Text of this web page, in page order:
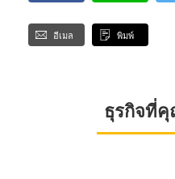
อีเมล พิมพ์
ธุรกิจที่